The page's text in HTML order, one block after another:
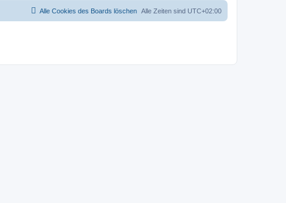
Alle Zeiten sind UTC+02:00
Alle Cookies des Boards löschen